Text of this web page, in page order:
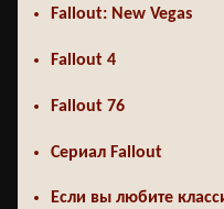
Fallout: New Vegas
Fallout 4
Fallout 76
Сериал Fallout
Если вы любите